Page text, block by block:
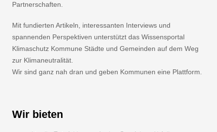
Partnerschaften.
Mit fundierten Artikeln, interessanten Interviews und
spannenden Perspektiven unterstützt das Wissensportal
Klimaschutz Kommune Städte und Gemeinden auf dem Weg
zur Klimaneutralität.
Wir sind ganz nah dran und geben Kommunen eine Plattform.
Wir bieten